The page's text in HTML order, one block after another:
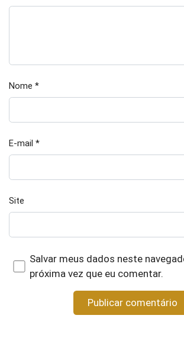
Nome *
E-mail *
Site
Salvar meus dados neste
próxima vez que eu comentar.